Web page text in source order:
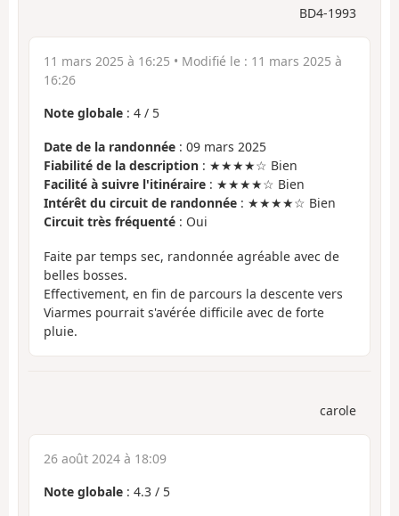
BD4-1993
11 mars 2025 à 16:25 • Modifié le : 11 mars 2025 à
16:26
Note globale : 4 / 5
Date de la randonnée : 09 mars 2025
Fiabilité de la description : ★★★★☆ Bien
Facilité à suivre l'itinéraire : ★★★★☆ Bien
Intérêt du circuit de randonnée : ★★★★☆ Bien
Circuit très fréquenté : Oui
Faite par temps sec, randonnée agréable avec de
belles bosses.
Effectivement, en fin de parcours la descente vers
Viarmes pourrait s'avérée difficile avec de forte
pluie.
carole
26 août 2024 à 18:09
Note globale : 4.3 / 5